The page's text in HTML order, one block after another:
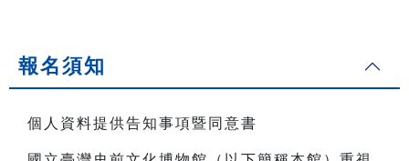
報名須知
個人資料提供告知事項暨同意書